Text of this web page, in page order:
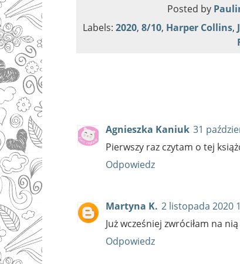
Posted by
Labels: 2020, 8/10, Harper Collins,
Agnieszka Kaniuk 31
Pierwszy raz czytam o tej
Odpowiedz
Martyna K. 2 listopada 2020
Już wcześniej zwróciłam na
Odpowiedz